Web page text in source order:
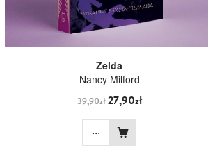
Zelda
Nancy Milford
39,90zł27,90zł
...